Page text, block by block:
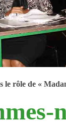
le rôle de «